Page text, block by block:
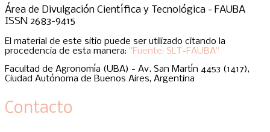
Área de Divulgación Científica y Tecnológica - FAUBA
ISSN 2683-9415
El material de este sitio puede ser utilizado citando la
procedencia de esta manera: "Fuente: SLT-FAUBA"
Facultad de Agronomía (UBA) - Av. San Martín 4453 (1417),
Ciudad Autónoma de Buenos Aires, Argentina
Contacto